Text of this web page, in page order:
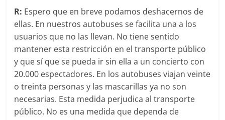
R: Espero que en breve podamos deshacernos de
ellas. En nuestros autobuses se facilita una a los
usuarios que no las llevan. No tiene sentido
mantener esta restricción en el transporte público
y que sí que se pueda ir sin ella a un concierto con
20.000 espectadores. En los autobuses viajan veinte
o treinta personas y las mascarillas ya no son
necesarias. Esta medida perjudica al transporte
público. No es una medida que dependa de